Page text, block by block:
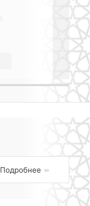
Подробнее ›››